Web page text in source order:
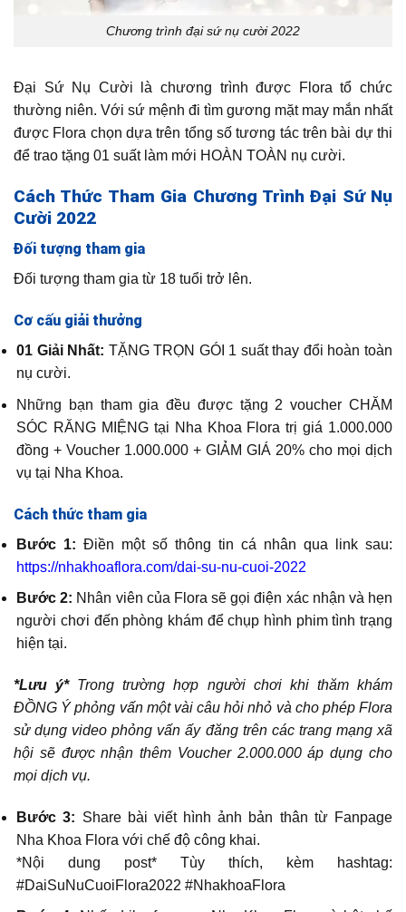
Chương trình đại sứ nụ cười 2022
Đại Sứ Nụ Cười là chương trình được Flora tổ chức
thường niên. Với sứ mệnh đi tìm gương mặt may mắn nhất
được Flora chọn dựa trên tổng số tương tác trên bài dự thi
để trao tặng 01 suất làm mới HOÀN TOÀN nụ cười.
Cách Thức Tham Gia Chương Trình Đại Sứ Nụ
Cười 2022
Đối tượng tham gia
Đối tượng tham gia từ 18 tuổi trở lên.
Cơ cấu giải thưởng
01 Giải Nhất: TẶNG TRỌN GÓI 1 suất thay đổi hoàn toàn
nụ cười.
Những bạn tham gia đều được tặng 2 voucher CHĂM
SÓC RĂNG MIỆNG tại Nha Khoa Flora trị giá 1.000.000
đồng + Voucher 1.000.000 + GIẢM GIÁ 20% cho mọi dịch
vụ tại Nha Khoa.
Cách thức tham gia
Bước 1: Điền một số thông tin cá nhân qua link sau:
https://nhakhoaflora.com/dai-su-nu-cuoi-2022
Bước 2: Nhân viên của Flora sẽ gọi điện xác nhận và hẹn
người chơi đến phòng khám để chụp hình phim tình trạng
hiện tại.
*Lưu ý*Trong trường hợp người chơi khi thăm khám
ĐỒNG Ý phỏng vấn một vài câu hỏi nhỏ và cho phép Flora
sử dụng video phỏng vấn ấy đăng trên các trang mạng xã
hội sẽ được nhận thêm Voucher 2.000.000 áp dụng cho
mọi dịch vụ.
Bước 3: Share bài viết hình ảnh bản thân từ Fanpage
Nha Khoa Flora với chế độ công khai.
*Nội dung post* Tùy thích, kèm hashtag:
#DaiSuNuCuoiFlora2022 #NhakhoaFlora